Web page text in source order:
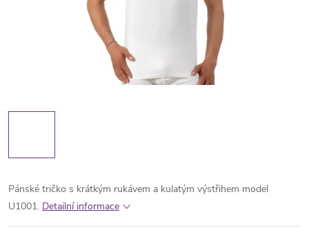
Pánské tričko s krátkým rukávem a kulatým výstřihem model
U1001. Detailní informace